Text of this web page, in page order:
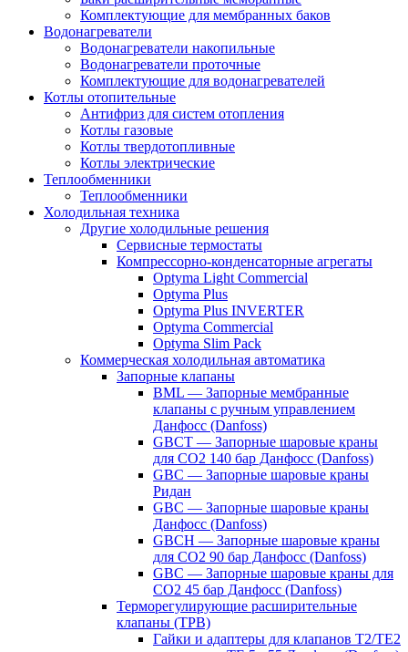
Комплектующие для мембранных баков
Водонагреватели
Водонагреватели накопильные
Водонагреватели проточные
Комплектующие для водонагревателей
Котлы отопительные
Антифриз для систем отопления
Котлы газовые
Котлы твердотопливные
Котлы электрические
Теплообменники
Теплообменники
Холодильная техника
Другие холодильные решения
Сервисные термостаты
Компрессорно-конденсаторные агрегаты
Optyma Light Commercial
Optyma Plus
Optyma Plus INVERTER
Optyma Commercial
Optyma Slim Pack
Коммерческая холодильная автоматика
Запорные клапаны
BML — Запорные мембранные
клапаны с ручным управлением
Данфосс (Danfoss)
GBCT — Запорные шаровые краны
для CO2 140 бар Данфосс (Danfoss)
GBC — Запорные шаровые краны
Ридан
GBC — Запорные шаровые краны
Данфосс (Danfoss)
GBCH — Запорные шаровые краны
для CO2 90 бар Данфосс (Danfoss)
GBC — Запорные шаровые краны для
CO2 45 бар Данфосс (Danfoss)
Терморегулирующие расширительные
клапаны (ТРВ)
Гайки и адаптеры для клапанов T2/TE2